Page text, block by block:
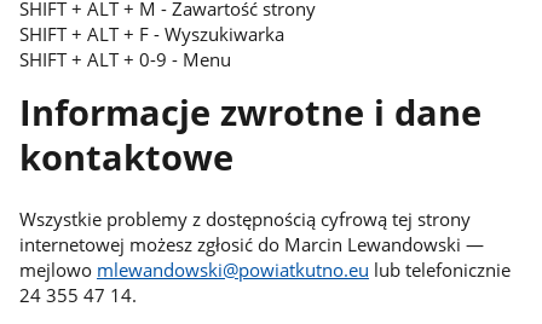
SHIFT + ALT + M - Zawartość strony
SHIFT + ALT + F - Wyszukiwarka
SHIFT + ALT + 0-9 - Menu
Informacje zwrotne i dane
kontaktowe
Wszystkie problemy z dostępnością cyfrową tej strony
internetowej możesz zgłosić do Marcin Lewandowski —
mejlowo mlewandowski@powiatkutno.eu lub telefonicznie
24 355 47 14.